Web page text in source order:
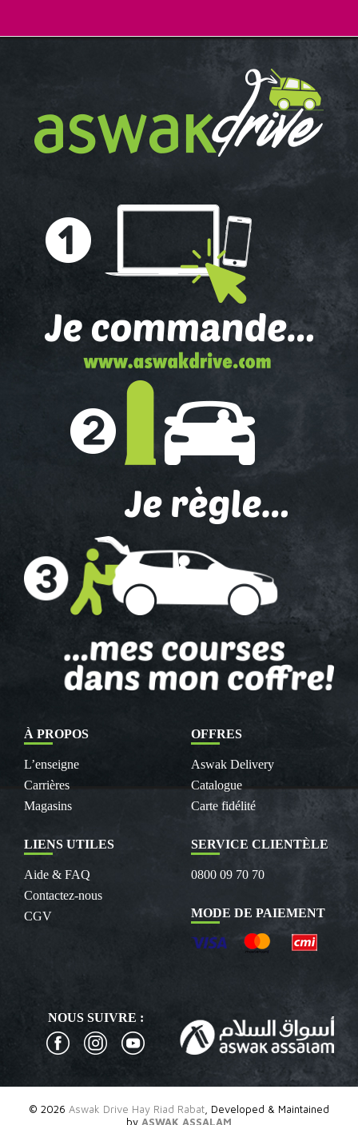
À PROPOS
L’enseigne
Carrières
Magasins
OFFRES
Aswak Delivery
Catalogue
Carte fidélité
LIENS UTILES
Aide & FAQ
Contactez-nous
CGV
SERVICE CLIENTÈLE
0800 09 70 70
MODE DE PAIEMENT
NOUS SUIVRE :
© 2026 Aswak Drive Hay Riad Rabat , Developed & Maintained
by ASWAK ASSALAM